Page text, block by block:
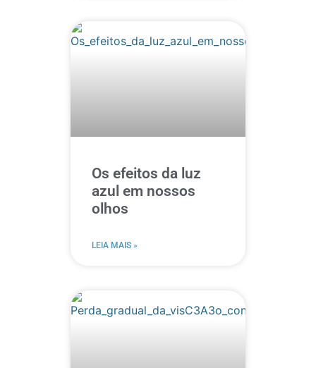
Os efeitos da luz
azul em nossos
olhos
LEIA MAIS »